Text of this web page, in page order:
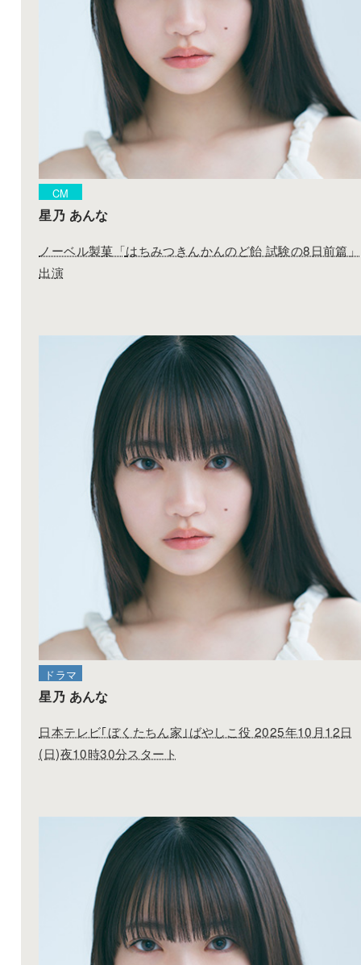
CM
星乃 あんな
ノーベル製菓「はちみつきんかんのど飴 試験の8日前篇」
出演
ドラマ
星乃 あんな
日本テレビ｢ぼくたちん家｣ばやしこ役 2025年10月12日
(日)夜10時30分スタート